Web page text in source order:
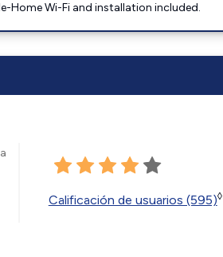
Home Wi-Fi and installation included.
Calificación de usuarios (595)◊